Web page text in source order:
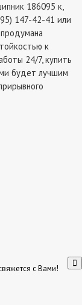
186095 к,
147-42-41 или
к
24/7, купить
будет лучшим
с Вами!